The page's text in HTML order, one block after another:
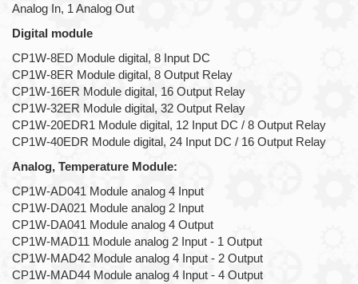
Analog In, 1 Analog Out
Digital module
CP1W-8ED Module digital, 8 Input DC
CP1W-8ER Module digital, 8 Output Relay
CP1W-16ER Module digital, 16 Output Relay
CP1W-32ER Module digital, 32 Output Relay
CP1W-20EDR1 Module digital, 12 Input DC / 8 Output Relay
CP1W-40EDR Module digital, 24 Input DC / 16 Output Relay
Analog, Temperature Module:
CP1W-AD041 Module analog 4 Input
CP1W-DA021 Module analog 2 Input
CP1W-DA041 Module analog 4 Output
CP1W-MAD11 Module analog 2 Input - 1 Output
CP1W-MAD42 Module analog 4 Input - 2 Output
CP1W-MAD44 Module analog 4 Input - 4 Output